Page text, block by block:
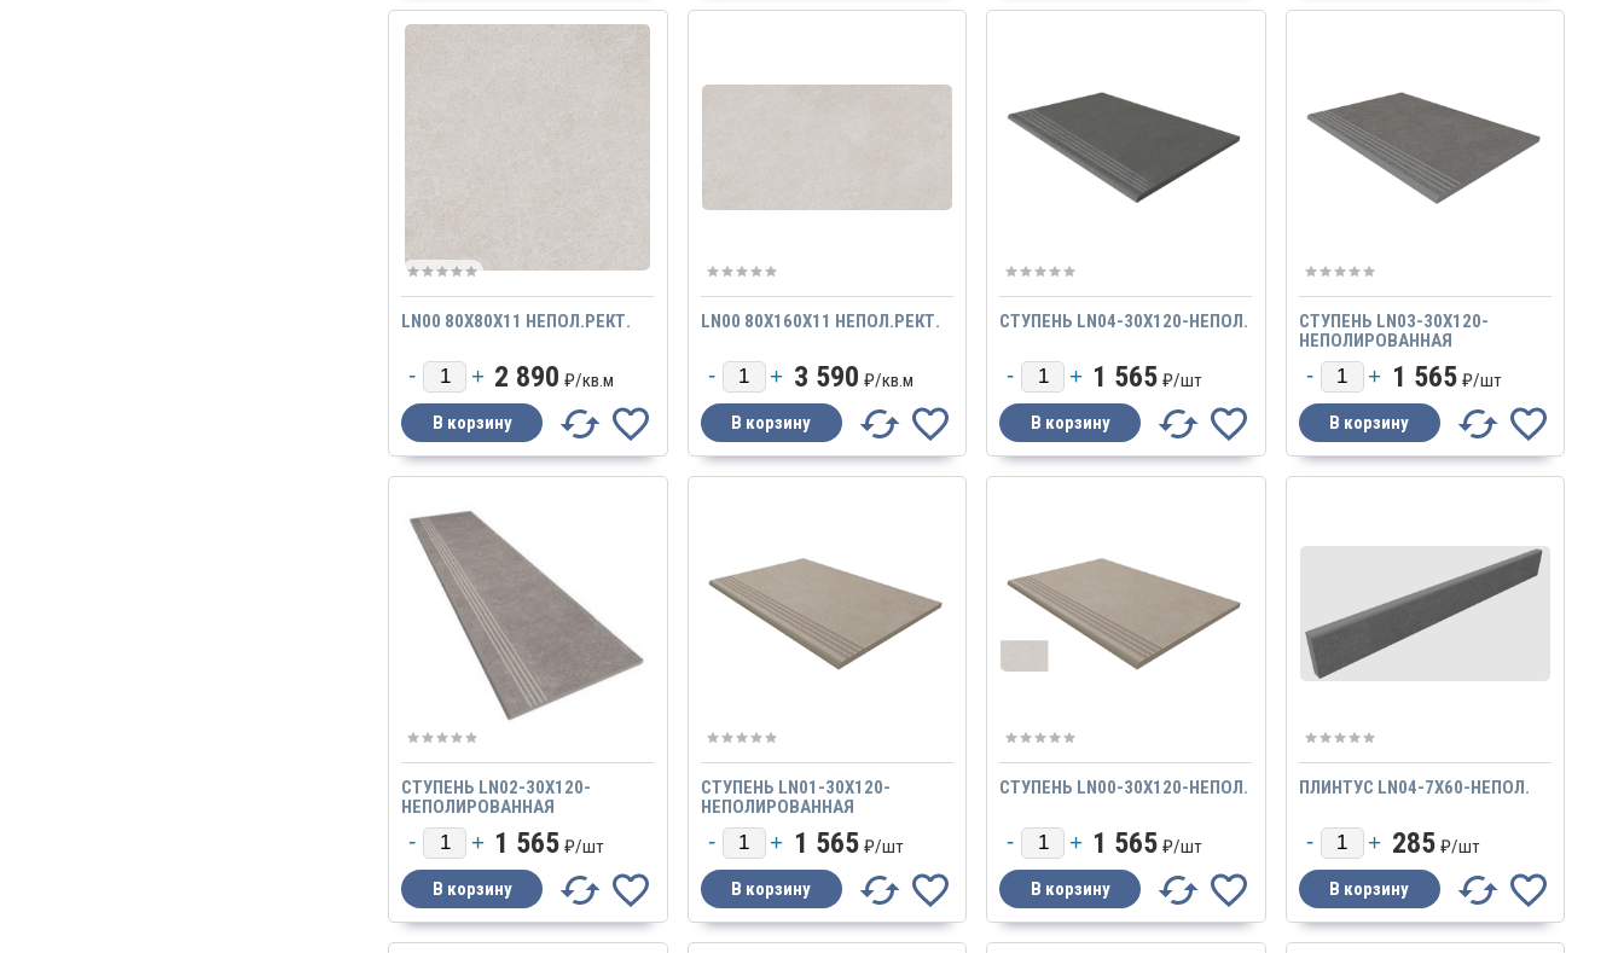
LN00 80X80X11 НЕПОЛ.РЕКТ.
2 890 ₽/кв.м
LN00 80X160X11 НЕПОЛ.РЕКТ.
3 590 ₽/кв.м
СТУПЕНЬ LN04-30X120-НЕПОЛ.
1 565 ₽/шт
СТУПЕНЬ LN03-30X120-
НЕПОЛИРОВАННАЯ
1 565 ₽/шт
СТУПЕНЬ LN02-30X120-
НЕПОЛИРОВАННАЯ
1 565 ₽/шт
СТУПЕНЬ LN01-30X120-
НЕПОЛИРОВАННАЯ
1 565 ₽/шт
СТУПЕНЬ LN00-30X120-НЕПОЛ.
1 565 ₽/шт
ПЛИНТУС LN04-7X60-НЕПОЛ.
285 ₽/шт